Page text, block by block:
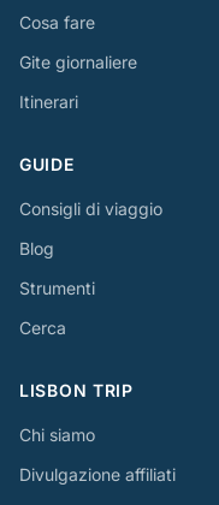
Cosa fare
Gite giornaliere
Itinerari
GUIDE
Consigli di viaggio
Blog
Strumenti
Cerca
LISBON TRIP
Chi siamo
Divulgazione affiliati